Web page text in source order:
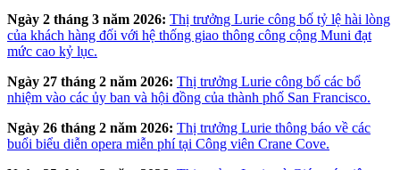
Ngày 2 tháng 3 năm 2026: Thị trưởng Lurie công bố tỷ lệ hài lòng
của khách hàng đối với hệ thống giao thông công cộng Muni đạt
mức cao kỷ lục.
Ngày 27 tháng 2 năm 2026: Thị trưởng Lurie công bố các bổ
nhiệm vào các ủy ban và hội đồng của thành phố San Francisco.
Ngày 26 tháng 2 năm 2026: Thị trưởng Lurie thông báo về các
buổi biểu diễn opera miễn phí tại Công viên Crane Cove.